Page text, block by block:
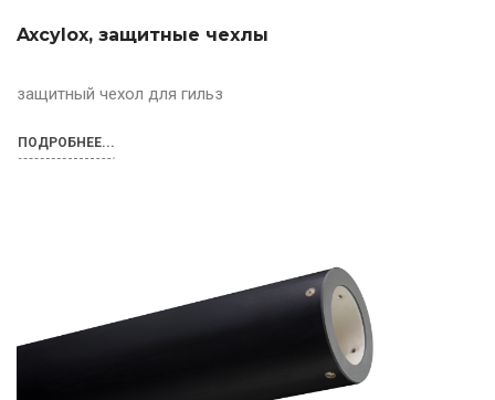
Axcylox, защитные чехлы
защитный чехол для гильз
ПОДРОБНЕЕ...